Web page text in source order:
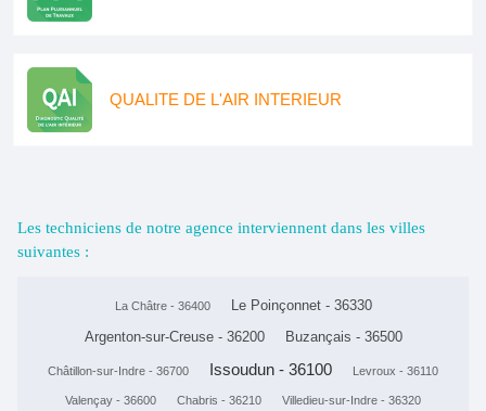
QUALITE DE L'AIR INTERIEUR
Les techniciens de notre agence interviennent dans les villes
suivantes :
La Châtre - 36400
Le Poinçonnet - 36330
Argenton-sur-Creuse - 36200
Buzançais - 36500
Châtillon-sur-Indre - 36700 Issoudun - 36100 Levroux - 36110
Valençay - 36600 Chabris - 36210 Villedieu-sur-Indre - 36320